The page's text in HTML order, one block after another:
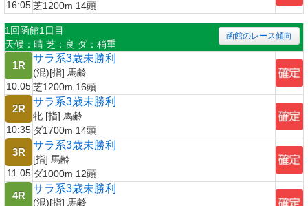
16:05 芝1200m 14頭
1回函館1日目
天候：晴 芝：良 ダ：稍重
函館のレース傾向
1R
10:05
サラ系3歳未勝利
(混)[指] 馬齢
芝1200m 16頭
2R
10:35
サラ系3歳未勝利
牝 [指] 馬齢
ダ1700m 14頭
3R
11:05
サラ系3歳未勝利
[指] 馬齢
ダ1000m 12頭
4R
サラ系3歳未勝利
(混)[指] 馬齢